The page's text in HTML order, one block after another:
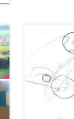
Kosmos
czasem
ze złym